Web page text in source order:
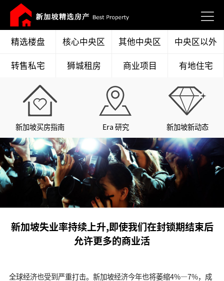
精选楼盘 核心中央区 其他中央区
中央区以外
转售私宅
狮城租房 商业项目 有地住宅
新加坡买房指南 Era 研究 新加坡新动态
新加坡失业率持续上升,即使我们在封锁期结束后
允许更多的商业活
全球经济也受到严重打击。新加坡经济今年也将萎缩4%—7%，成